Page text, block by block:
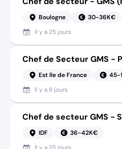
Boulogne
30-36K€
Il y a 25 jours
Chef de Secteur GMS -
Est Ile de France
45-
Il y a 8 jours
Chef de secteur GMS -
IDF
36-42K€